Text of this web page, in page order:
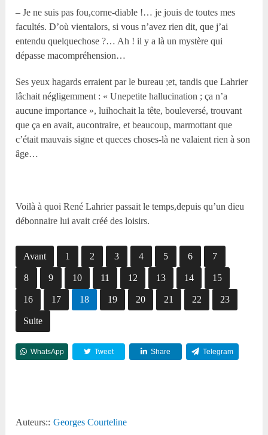
– Je ne suis pas fou,corne-diable !… je jouis de toutes mes
facultés. D’où vientalors, si vous n’avez rien dit, que j’ai
entendu quelquechose ?… Ah ! il y a là un mystère qui
dépasse macompréhension…
Ses yeux hagards erraient par le bureau ;et, tandis que Lahrier
lâchait négligemment : « Unepetite hallucination ; ça n’a
aucune importance », luihochait la tête, bouleversé, trouvant
que ça en avait, aucontraire, et beaucoup, marmottant que
c’était mauvais signe et queces choses-là ne valaient rien à son
âge…
Voilà à quoi René Lahrier passait le temps,depuis qu’un dieu
débonnaire lui avait créé des loisirs.
Avant 1 2 3 4 5 6 7
8 9 10 11 12 13 14 15
16 17 18 19 20 21 22 23
Suite
WhatsApp Tweet Share Telegram
Auteurs:: Georges Courteline